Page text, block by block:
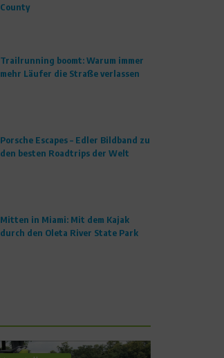
County
Trailrunning boomt: Warum immer
mehr Läufer die Straße verlassen
Porsche Escapes – Edler Bildband zu
den besten Roadtrips der Welt
Mitten in Miami: Mit dem Kajak
durch den Oleta River State Park